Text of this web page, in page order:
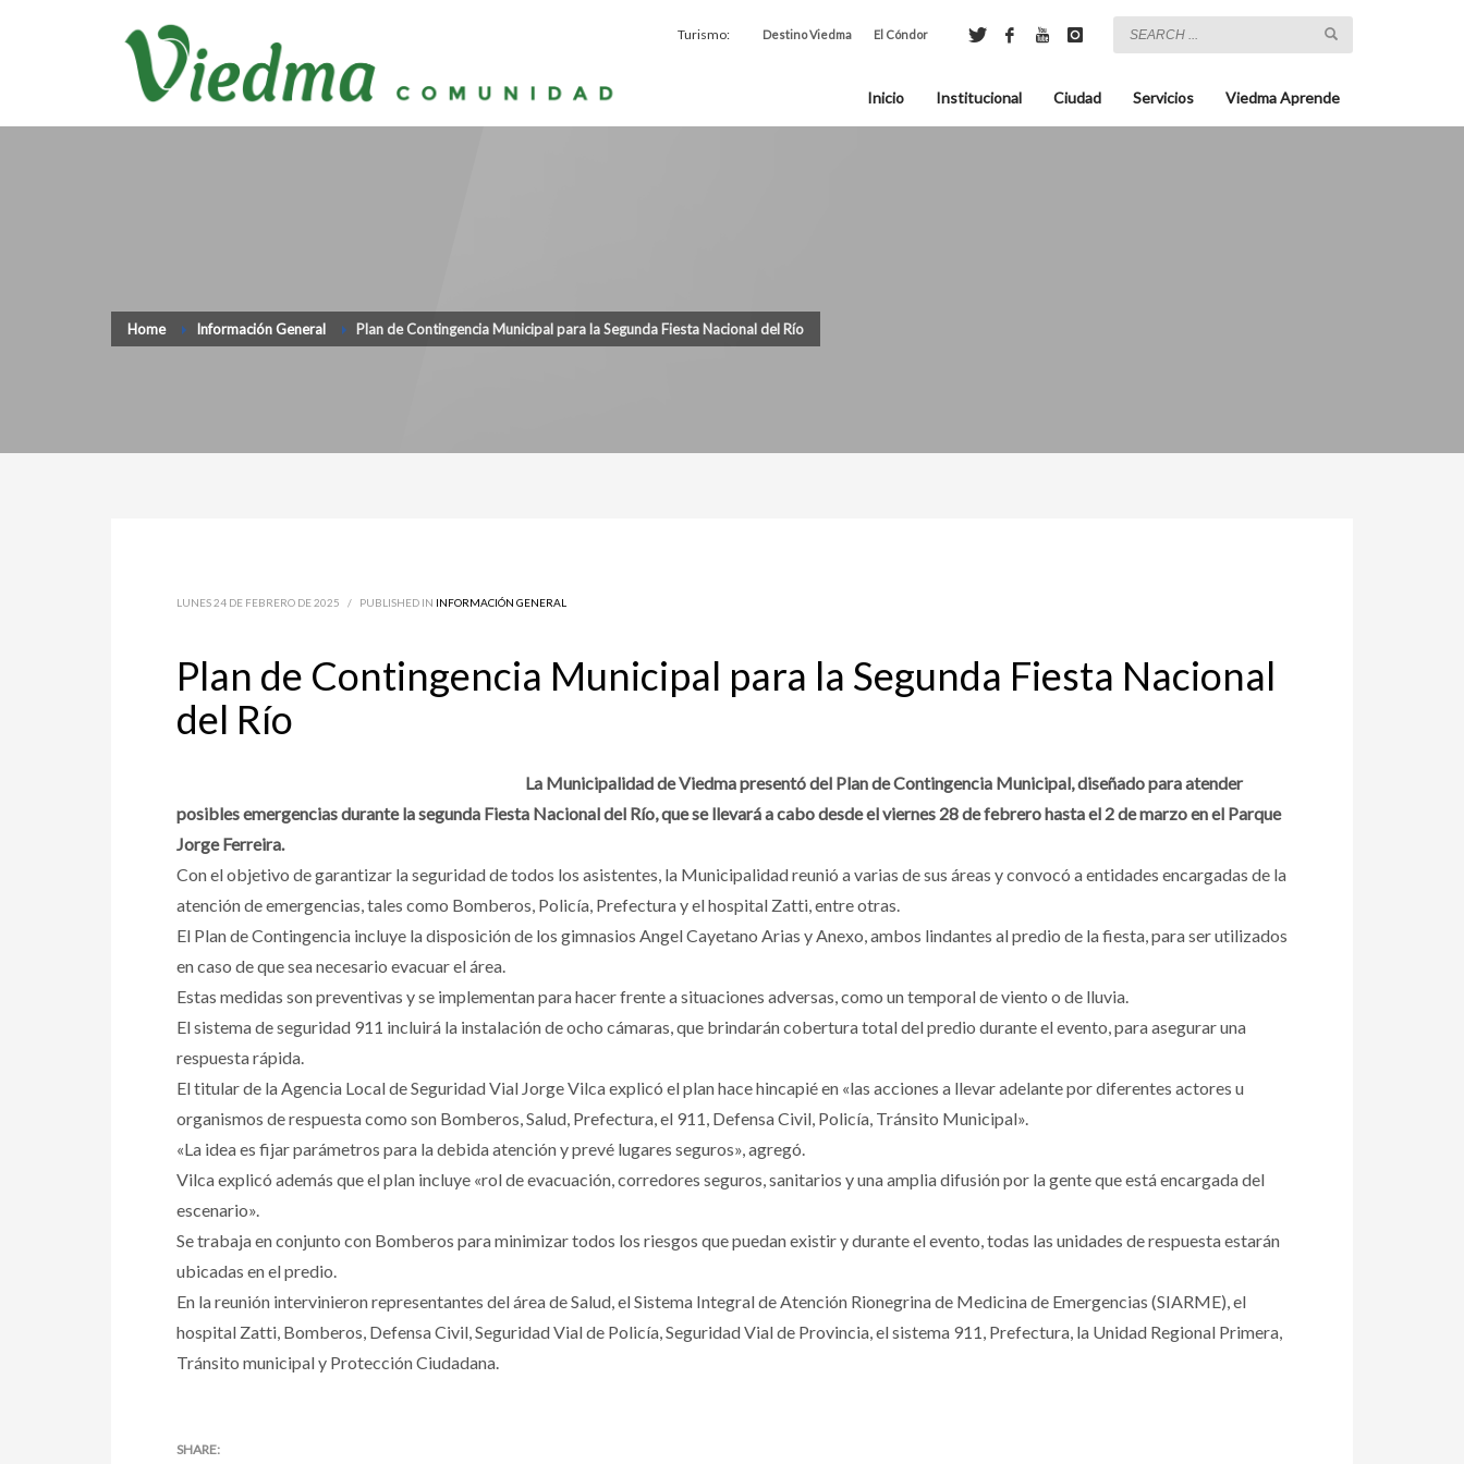
Turismo: Destino Viedma El Cóndor
Inicio Institucional Ciudad Servicios Viedma Aprende
Home Información General Plan de Contingencia Municipal para la Segunda Fiesta Nacional del Río
LUNES 24 DE FEBRERO DE 2025 / PUBLISHED IN INFORMACIÓN GENERAL
Plan de Contingencia Municipal para la Segunda Fiesta Nacional
del Río
La Municipalidad de Viedma presentó del Plan de Contingencia Municipal, diseñado para atender
posibles emergencias durante la segunda Fiesta Nacional del Río, que se llevará a cabo desde el viernes 28 de febrero hasta el 2 de marzo en el Parque
Jorge Ferreira.
Con el objetivo de garantizar la seguridad de todos los asistentes, la Municipalidad reunió a varias de sus áreas y convocó a entidades encargadas de la
atención de emergencias, tales como Bomberos, Policía, Prefectura y el hospital Zatti, entre otras.
El Plan de Contingencia incluye la disposición de los gimnasios Angel Cayetano Arias y Anexo, ambos lindantes al predio de la fiesta, para ser utilizados
en caso de que sea necesario evacuar el área.
Estas medidas son preventivas y se implementan para hacer frente a situaciones adversas, como un temporal de viento o de lluvia.
El sistema de seguridad 911 incluirá la instalación de ocho cámaras, que brindarán cobertura total del predio durante el evento, para asegurar una
respuesta rápida.
El titular de la Agencia Local de Seguridad Vial Jorge Vilca explicó el plan hace hincapié en «las acciones a llevar adelante por diferentes actores u
organismos de respuesta como son Bomberos, Salud, Prefectura, el 911, Defensa Civil, Policía, Tránsito Municipal».
«La idea es fijar parámetros para la debida atención y prevé lugares seguros», agregó.
Vilca explicó además que el plan incluye «rol de evacuación, corredores seguros, sanitarios y una amplia difusión por la gente que está encargada del
escenario».
Se trabaja en conjunto con Bomberos para minimizar todos los riesgos que puedan existir y durante el evento, todas las unidades de respuesta estarán
ubicadas en el predio.
En la reunión intervinieron representantes del área de Salud, el Sistema Integral de Atención Rionegrina de Medicina de Emergencias (SIARME), el
hospital Zatti, Bomberos, Defensa Civil, Seguridad Vial de Policía, Seguridad Vial de Provincia, el sistema 911, Prefectura, la Unidad Regional Primera,
Tránsito municipal y Protección Ciudadana.